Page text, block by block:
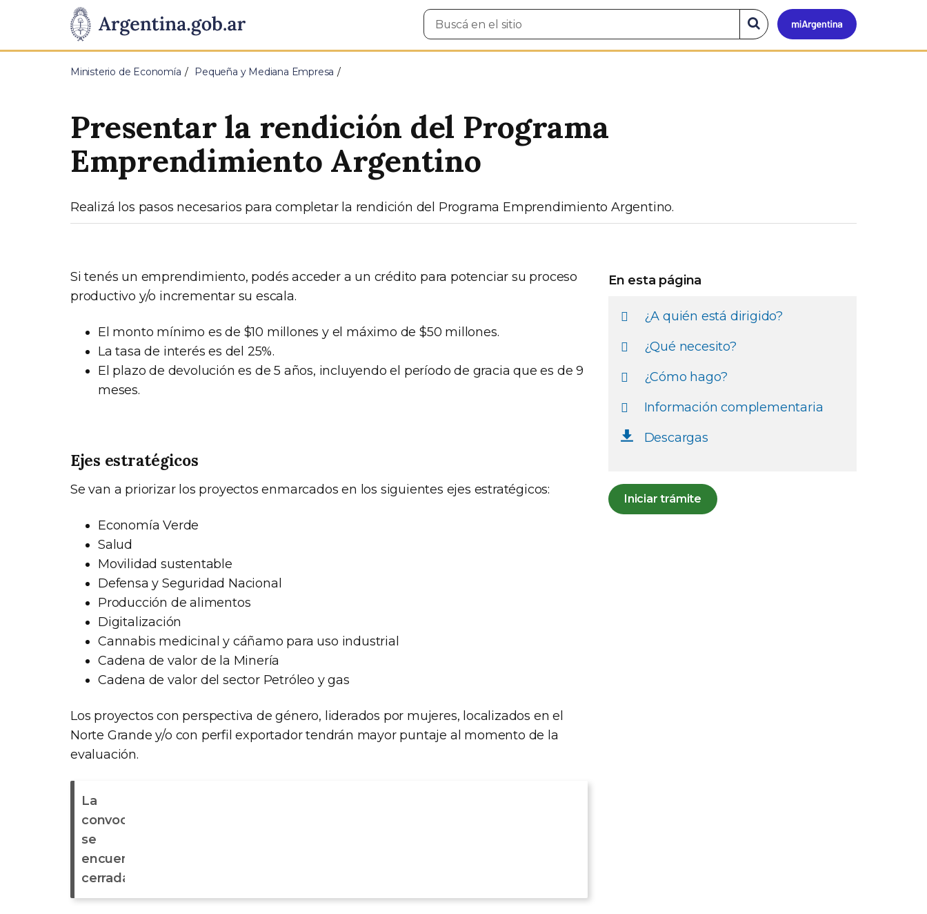
Presidencia
de
Pasar al contenido principal
Mi
Buscar
en
Buscar
en
el
Ministerio de Economía Pequeña y Mediana Empresa
Presentar la rendición del Programa
Emprendimiento Argentino
Realizá los pasos necesarios para completar la rendición del Programa Emprendimiento Argentino.
Si tenés un emprendimiento, podés acceder a un crédito para potenciar su proceso
productivo y/o incrementar su escala.
El monto mínimo es de $10 millones y el máximo de $50 millones.
La tasa de interés es del 25%.
El plazo de devolución es de 5 años, incluyendo el período de gracia que es de 9
meses.
Ejes estratégicos
Se van a priorizar los proyectos enmarcados en los siguientes ejes estratégicos:
Economía Verde
Salud
Movilidad sustentable
Defensa y Seguridad Nacional
Producción de alimentos
Digitalización
Cannabis medicinal y cáñamo para uso industrial
Cadena de valor de la Minería
Cadena de valor del sector Petróleo y gas
Los proyectos con perspectiva de género, liderados por mujeres, localizados en el
Norte Grande y/o con perfil exportador tendrán mayor puntaje al momento de la
evaluación.
La
convocatoria
se
encuentra
cerrada
En esta página
¿A quién está dirigido?
¿Qué necesito?
¿Cómo hago?
Información complementaria
Descargas
Iniciar trámite